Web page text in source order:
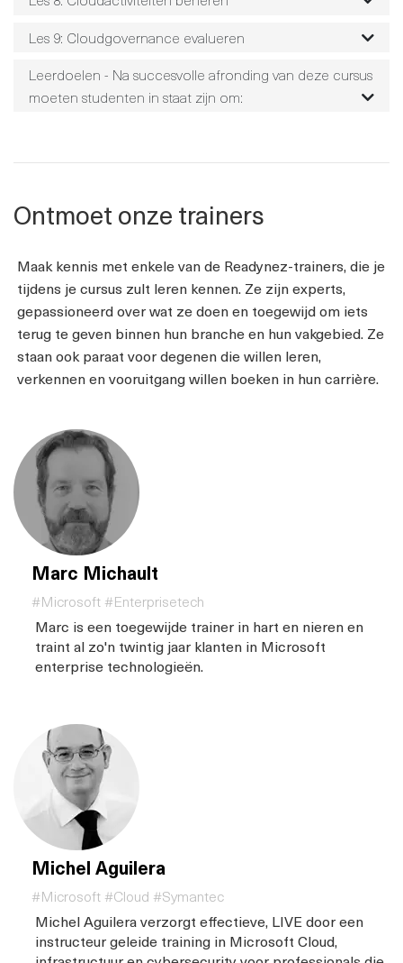
Les 9: Cloudgovernance evalueren
Leerdoelen - Na succesvolle afronding van deze cursus
moeten studenten in staat zijn om:
Ontmoet onze trainers
Maak kennis met enkele van de Readynez-trainers, die je
tijdens je cursus zult leren kennen. Ze zijn experts,
gepassioneerd over wat ze doen en toegewijd om iets
terug te geven binnen hun branche en hun vakgebied. Ze
staan ook paraat voor degenen die willen leren,
verkennen en vooruitgang willen boeken in hun carrière.
Marc Michault
#Microsoft #Enterprisetech
Marc is een toegewijde trainer in hart en nieren en
traint al zo'n twintig jaar klanten in Microsoft
enterprise technologieën.
Michel Aguilera
#Microsoft #Cloud #Symantec
Michel Aguilera verzorgt effectieve, LIVE door een
instructeur geleide training in Microsoft Cloud,